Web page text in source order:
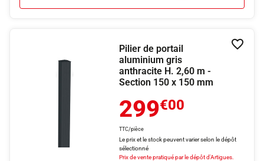
Pilier de portail
aluminium gris
anthracite H. 2,60 m -
Section 150 x 150 mm
299€00
TTC/pièce
Le prix et le stock peuvent varier selon le dépôt
sélectionné
Prix de vente pratiqué par le dépôt d'Artigues.